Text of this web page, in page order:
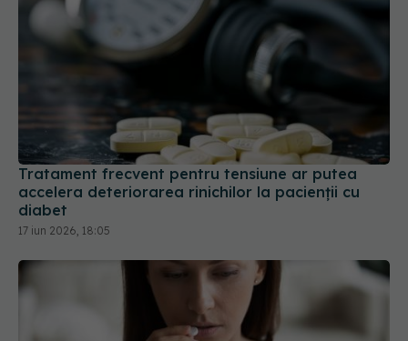
Tratament frecvent pentru tensiune ar putea
accelera deteriorarea rinichilor la pacienții cu
diabet
17 iun 2026, 18:05